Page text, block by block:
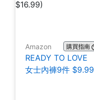
Amazon 購買指南
READY TO LOVE
女士內褲9件 $9.99